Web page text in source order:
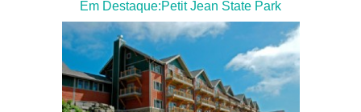
Em Destaque:Petit Jean State Park